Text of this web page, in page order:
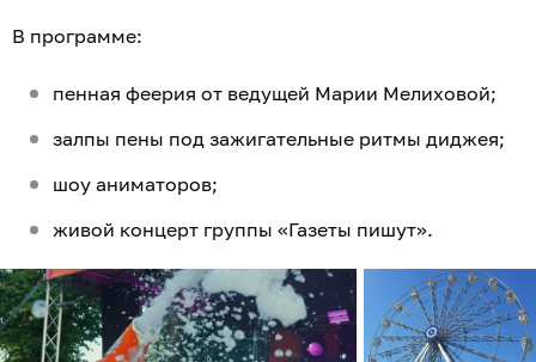
В программе:
пенная феерия от ведущей Марии Мелиховой;
залпы пены под зажигательные ритмы диджея;
шоу аниматоров;
живой концерт группы «Газеты пишут».